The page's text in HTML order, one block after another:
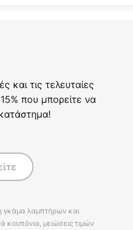
και τις τελευταίες
που μπορείτε να
γκάμα λαμπτήρων και
μειώσεις τιμών